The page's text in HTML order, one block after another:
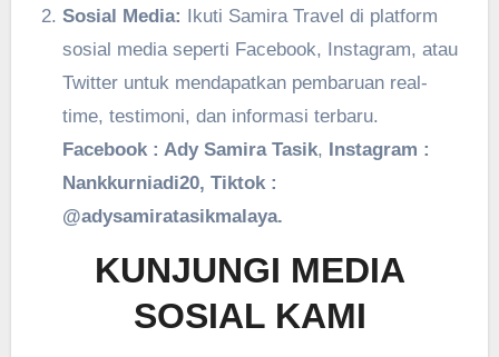
Sosial Media: Ikuti Samira Travel di platform
sosial media seperti Facebook, Instagram, atau
Twitter untuk mendapatkan pembaruan real-
time, testimoni, dan informasi terbaru.
Facebook : Ady Samira Tasik,
Instagram :
Nankkurniadi20, Tiktok :
@adysamiratasikmalaya.
KUNJUNGI MEDIA
SOSIAL KAMI